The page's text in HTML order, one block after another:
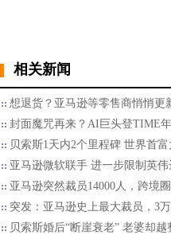
相关新闻
想退货？亚马逊等零售商悄悄更
封面魔咒再来？AI巨头登TIME
贝索斯1天内2个里程碑 世界首
亚马逊微软联手 进一步限制英伟
亚马逊突然裁员14000人，跨境
突发：亚马逊史上最大裁员，3
贝索斯婚后“断崖衰老” 老婆却越